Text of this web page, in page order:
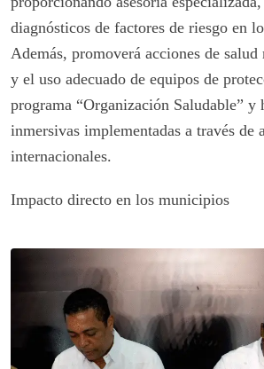
diagnósticos de factores de riesgo en
Además, promoverá acciones de
y el uso adecuado de equipos de
programa “Organización Saludable” y
inmersivas implementadas a través de
internacionales.
Impacto directo en los municipios